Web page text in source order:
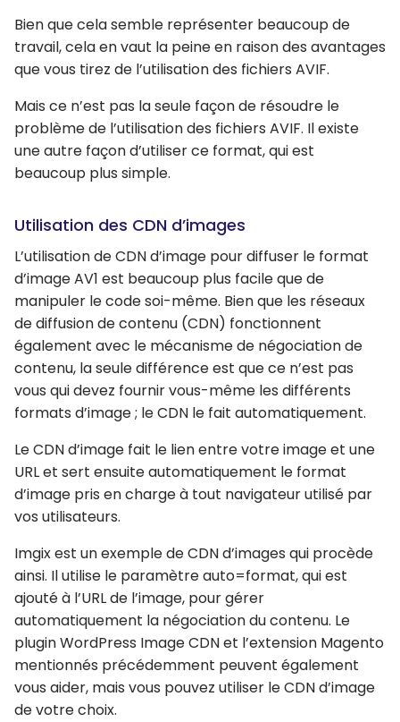
Bien que cela semble représenter beaucoup de
travail, cela en vaut la peine en raison des avantages
que vous tirez de l’utilisation des fichiers AVIF.
Mais ce n’est pas la seule façon de résoudre le
problème de l’utilisation des fichiers AVIF. Il existe
une autre façon d’utiliser ce format, qui est
beaucoup plus simple.
Utilisation des CDN d’images
L’utilisation de CDN d’image pour diffuser le format
d’image AV1 est beaucoup plus facile que de
manipuler le code soi-même. Bien que les réseaux
de diffusion de contenu (CDN) fonctionnent
également avec le mécanisme de négociation de
contenu, la seule différence est que ce n’est pas
vous qui devez fournir vous-même les différents
formats d’image ; le CDN le fait automatiquement.
Le CDN d’image fait le lien entre votre image et une
URL et sert ensuite automatiquement le format
d’image pris en charge à tout navigateur utilisé par
vos utilisateurs.
Imgix est un exemple de CDN d’images qui procède
ainsi. Il utilise le paramètre auto=format, qui est
ajouté à l’URL de l’image, pour gérer
automatiquement la négociation du contenu. Le
plugin WordPress Image CDN et l’extension Magento
mentionnés précédemment peuvent également
vous aider, mais vous pouvez utiliser le CDN d’image
de votre choix.